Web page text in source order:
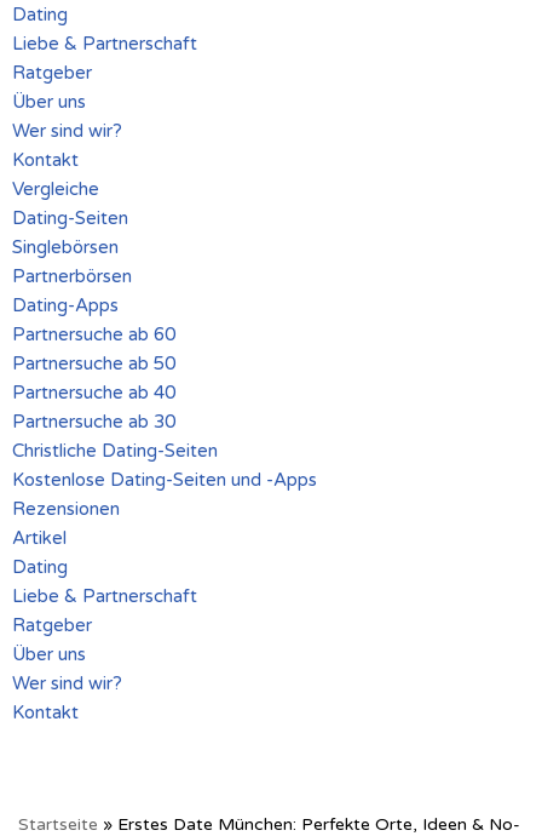
Dating
Liebe & Partnerschaft
Ratgeber
Über uns
Wer sind wir?
Kontakt
Vergleiche
Dating-Seiten
Singlebörsen
Partnerbörsen
Dating-Apps
Partnersuche ab 60
Partnersuche ab 50
Partnersuche ab 40
Partnersuche ab 30
Christliche Dating-Seiten
Kostenlose Dating-Seiten und -Apps
Rezensionen
Artikel
Dating
Liebe & Partnerschaft
Ratgeber
Über uns
Wer sind wir?
Kontakt
Startseite » Erstes Date München: Perfekte Orte, Ideen & No-